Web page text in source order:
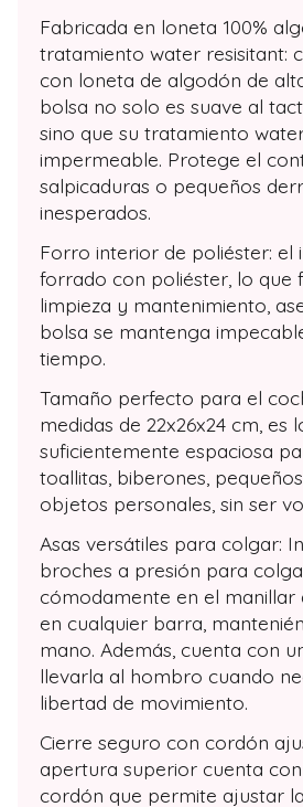
Fabricada en loneta 100%
tratamiento water resisitant:
con loneta de algodón de
bolsa no solo es suave al
sino que su tratamiento
impermeable. Protege el
salpicaduras o pequeños
inesperados.
Forro interior de poliéster: el
forrado con poliéster, lo que
limpieza y mantenimiento,
bolsa se mantenga
tiempo.
Tamaño perfecto para el
medidas de 22x26x24 cm, es
suficientemente espaciosa
toallitas, biberones,
objetos personales, sin ser
Asas versátiles para colgar:
broches a presión para
cómodamente en el manillar
en cualquier barra,
mano. Además, cuenta con
llevarla al hombro cuando
libertad de movimiento.
Cierre seguro con cordón
apertura superior cuenta
cordón que permite ajustar